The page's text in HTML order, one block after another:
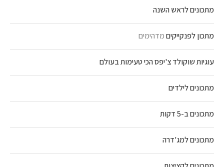
מתכונים לראש השנה
מתכון לפנקייקיםמדהימים
עוגיות שוקולד צ'יפס הכי טעימות בעולם
מתכונים לילדים
מתכונים ב-5 דקות
מתכונים למג'דרה